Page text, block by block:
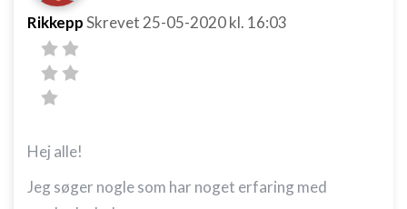
RikkeppSkrevet 25-05-2020kl. 16:03
Hej alle!
Jeg søger nogle som har noget erfaring med